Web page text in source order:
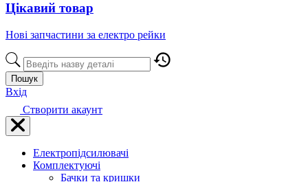
Цікавий товар
Нові запчастини за електро рейки
Пошук
Вхід
Створити акаунт
Електропідсилювачі
Комплектуючі
Бачки та кришки